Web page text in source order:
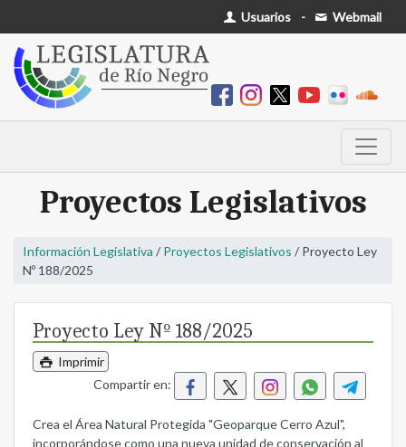
Usuarios - Webmail
Proyectos Legislativos
Información Legislativa / Proyectos Legislativos / Proyecto Ley
Nº 188/2025
Proyecto Ley Nº 188/2025
Imprimir
Compartir en:
Crea el Área Natural Protegida "Geoparque Cerro Azul",
incorporándose como una nueva unidad de conservación al